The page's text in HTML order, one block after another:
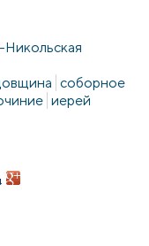
соборное
иерей